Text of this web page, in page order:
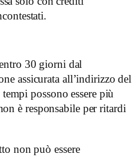
30 giorni dal
assicurata all’indirizzo del
possono essere più
è responsabile per ritardi
non può essere